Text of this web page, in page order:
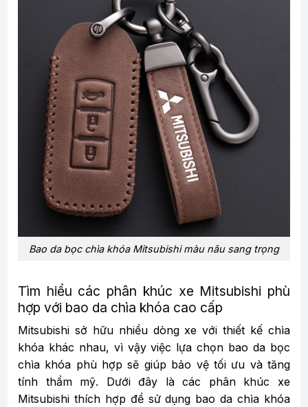
Bao da bọc chìa khóa Mitsubishi màu nâu sang trọng
Tìm hiểu các phân khúc xe Mitsubishi phù
hợp với bao da chìa khóa cao cấp
Mitsubishi sở hữu nhiều dòng xe với thiết kế chìa
khóa khác nhau, vì vậy việc lựa chọn bao da bọc
chìa khóa phù hợp sẽ giúp bảo vệ tối ưu và tăng
tính thẩm mỹ. Dưới đây là các phân khúc xe
Mitsubishi thích hợp để sử dụng bao da chìa khóa